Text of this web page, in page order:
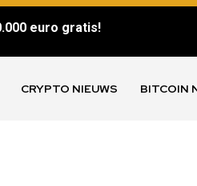
euro gratis!
CRYPTO NIEUWS BITCOIN